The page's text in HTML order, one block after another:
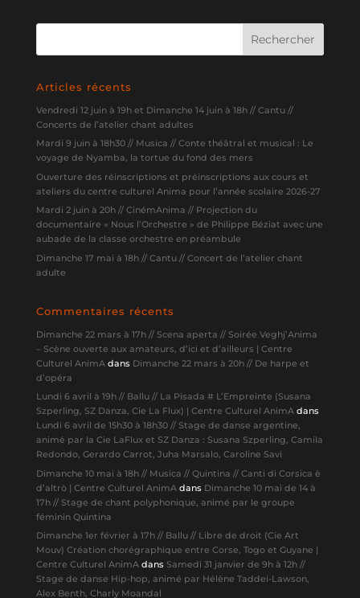
Articles récents
Vendredi 12 juin à 19h et Dimanche 14 juin à 18h // Cantu //
Concerts de l’atelier chant adultes
Mardi 9 juin à 18h30 // Musica // Conte théâtral et musical : Le
voyage de Nyamba, la tortue du fond des mers
Ouverture des réinscriptions et préinscriptions aux cours et
ateliers du centre culturel Anima pour l’année scolaire 2026-27
Mardi 2 juin à 20h // CinémAnima // Projection du
documentaire « Nous l’Orchestre » de Philippe Béziat avec une
aubade de la classe orchestre en préambule
Dimanche 17 mai à 18h // Cantu // Concert de l’atelier chant
adulte
Commentaires récents
Dimanche 22 mars à 17h // Scena aperta // Soirée Veghj’Anima
– Scène ouverte aux amateurs, d’ici et d’ailleurs | Centre
Culturel AnimAdans Dimanche 22 mars à 20h // De harpe et
d’opéra
Lundi 6 avril à 19h // Ballu // La Pisada # L’Empreinte (Susana
Szperling, SZ Danza, Cie La Flux) | Centre Culturel AnimAdans
Lundi 6 avril de 15h30 à 18h30 // Stage de danse argentine,
animé par la Cie LaFlux et SZ Danza : Susana Szperling, Camila
Redondo, Gerardo Carrot, Juha Marsalo, Caroline Savi
Dimanche 10 mai à 18h // Musica // Quintina // Canti di Corsica è
d’altrò | Centre Culturel AnimAdans Dimanche 10 mai de 14 à
17h // Stage de chant polyphonique, animé par le groupe
féminin Quintina
Dimanche 1er février à 17h // Ballu // Libre de droit (Cie Art
Mouv) Création chorégraphique entre Corse, Togo et Guyane |
Centre Culturel AnimAdans Samedi 31 janvier de 9h à 12h //
Stage de danse Hip-hop, animé par Hélène Taddei-Lawson,
Alex Benth, Charly Moandal